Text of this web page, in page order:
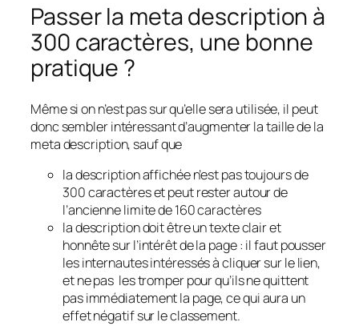
Passer la meta description à
300 caractères, une bonne
pratique ?
Même si on n’est pas sur qu’elle sera utilisée, il peut
donc sembler intéressant d’augmenter la taille de la
meta description, sauf que
la description affichée n’est pas toujours de
300 caractères et peut rester autour de
l’ancienne limite de 160 caractères
la description doit être un texte clair et
honnête sur l’intérêt de la page : il faut pousser
les internautes intéressés à cliquer sur le lien,
et ne pas les tromper pour qu’ils ne quittent
pas immédiatement la page, ce qui aura un
effet négatif sur le classement.